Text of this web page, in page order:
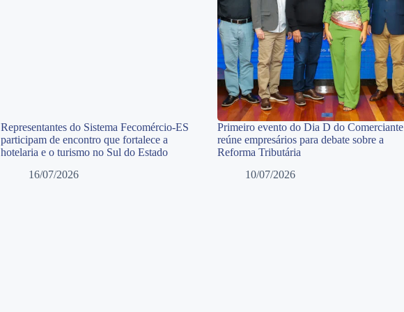
Representantes do Sistema Fecomércio-ES
participam de encontro que fortalece a
hotelaria e o turismo no Sul do Estado
16/07/2026
Primeiro evento do Dia D do Comerciante
reúne empresários para debate sobre a
Reforma Tributária
10/07/2026